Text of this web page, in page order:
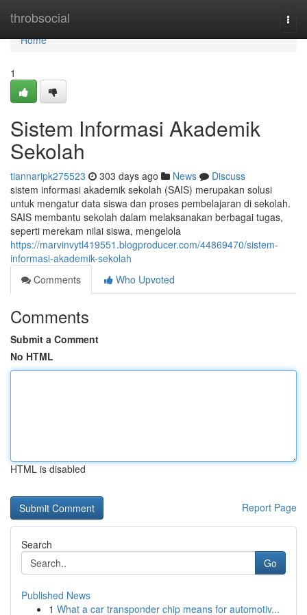
throbsocial
Home
Home
1
Sistem Informasi Akademik
Sekolah
tiannaripk275523 303 days ago News
Discuss
sistem informasi akademik sekolah (SAIS) merupakan solusi
untuk mengatur data siswa dan proses pembelajaran di sekolah.
SAIS membantu sekolah dalam melaksanakan berbagai tugas,
seperti merekam nilai siswa, mengelola
https://marvinvytl419551.blogproducer.com/44869470/sistem-
informasi-akademik-sekolah
Comments
Who Upvoted
Comments
Submit a Comment
No HTML
HTML is disabled
Report Page
Search
Go
Published News
1 What a car transponder chip means for automotiv...